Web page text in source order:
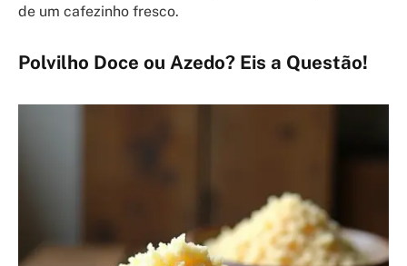
de um cafezinho fresco.
Polvilho Doce ou Azedo? Eis a Questão!